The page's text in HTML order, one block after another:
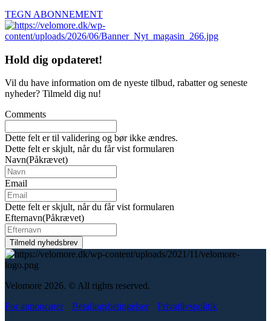
TEGN ABONNEMENT
Hold dig opdateret!
Vil du have information om de nyeste tilbud, rabatter og seneste
nyheder? Tilmeld dig nu!
Comments
Dette felt er til validering og bør ikke ændres.
Dette felt er skjult, når du får vist formularen
Navn(Påkrævet)
Email
Dette felt er skjult, når du får vist formularen
Efternavn(Påkrævet)
Velomore 2026. © All rights reserved.
For annoncører
Betalingsbetingelser Privatlivspolitik